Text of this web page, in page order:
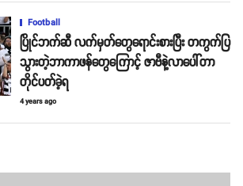
Football
ပြိုင်ဘက်ဆီ လက်မှတ်တွေရောင်းစားပြီး တကွက်ပြ
သွားတဲ့ဘာကာဖန်တွေကြောင့် ဇာဗီနဲ့လာပေါ်တာ
တိုင်ပတ်ခဲ့ရ
4 years ago